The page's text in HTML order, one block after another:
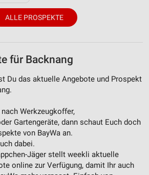
ALLE PROSPEKTE
für Backnang
Du das aktuelle Angebote und Prospekt
Werkzeugkoffer,
Gartengeräte, dann schaut Euch doch
von BayWa an.
dabei.
Jäger stellt weekli aktuelle
online zur Verfügung, damit Ihr auch
Standortdaten